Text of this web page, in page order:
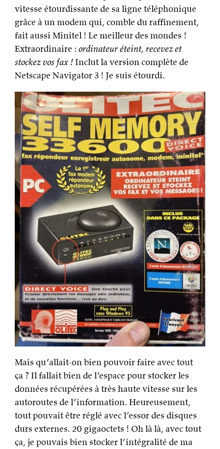
vitesse étourdissante de sa ligne téléphonique
grâce à un modem qui, comble du raffinement,
fait aussi Minitel ! Le meilleur des mondes !
Extraordinaire : ordinateur éteint, recevez et
stockez vos fax ! Inclut la version complète de
Netscape Navigator 3 ! Je suis étourdi.
Mais qu’allait-on bien pouvoir faire avec tout
ça ? Il fallait bien de l’espace pour stocker les
données récupérées à très haute vitesse sur les
autoroutes de l’information. Heureusement,
tout pouvait être réglé avec l’essor des disques
durs externes. 20 gigaoctets ! Oh là là, avec tout
ça, je pouvais bien stocker l’intégralité de ma